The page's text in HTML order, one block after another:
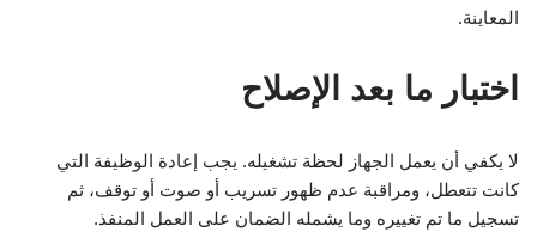
المعاينة.
اختبار ما بعد الإصلاح
لا يكفي أن يعمل الجهاز لحظة تشغيله. يجب إعادة الوظيفة التي
كانت تتعطل، ومراقبة عدم ظهور تسريب أو صوت أو توقف، ثم
تسجيل ما تم تغييره وما يشمله الضمان على العمل المنفذ.